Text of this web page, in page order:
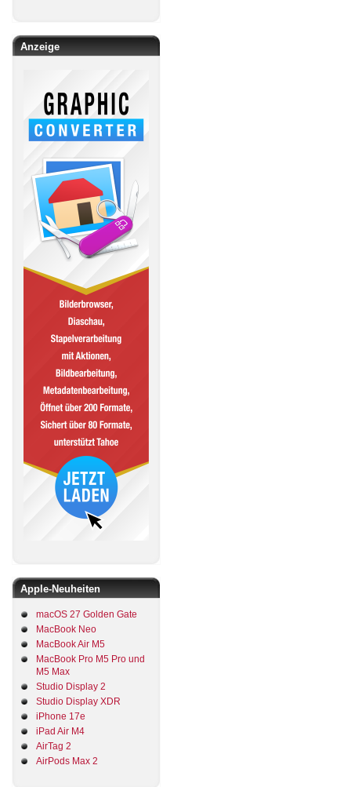
Anzeige
Apple-Neuheiten
macOS 27 Golden Gate
MacBook Neo
MacBook Air M5
MacBook Pro M5 Pro und
M5 Max
Studio Display 2
Studio Display XDR
iPhone 17e
iPad Air M4
AirTag 2
AirPods Max 2